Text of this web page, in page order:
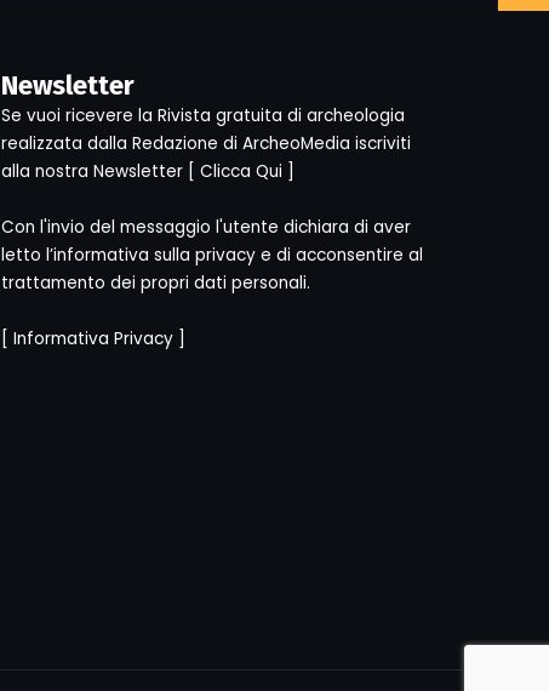
Newsletter
Se vuoi ricevere la Rivista gratuita di archeologia
realizzata dalla Redazione di ArcheoMedia iscriviti
alla nostra Newsletter [ Clicca Qui ]
Con l'invio del messaggio l'utente dichiara di aver
letto l’informativa sulla privacy e di acconsentire al
trattamento dei propri dati personali.
[ Informativa Privacy]